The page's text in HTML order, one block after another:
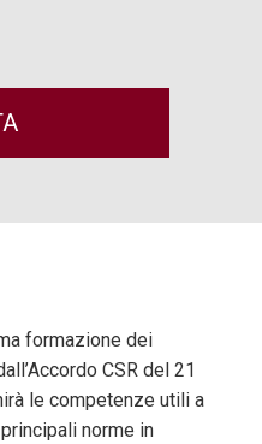
formazione dei
CSR del 21
le competenze utili a
norme in